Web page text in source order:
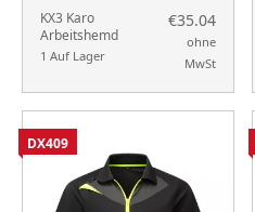
KX3 Karo
Arbeitshemd
1 Auf Lager
€35.04
ohne
MwSt
DX409